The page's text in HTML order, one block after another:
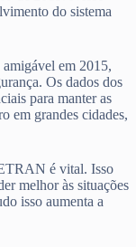
do sistema
em 2015,
Os dados dos
para manter as
em grandes cidades,
é vital. Isso
melhor às situações
isso aumenta a